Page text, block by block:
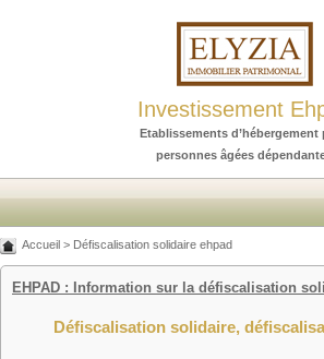
Investissement
Etablissements d’hébergement
personnes âgées
Accueil > Défiscalisation solidaire ehpad
EHPAD : Information sur la défiscalisation
Défiscalisation solidaire,